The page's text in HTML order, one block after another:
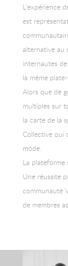
L’expérience
est
alternative au
internautes
la même
Alors que de
multiples sur
la carte de la
Collective qui
mode.
La plateforme
Une réussite
communauté
de membres